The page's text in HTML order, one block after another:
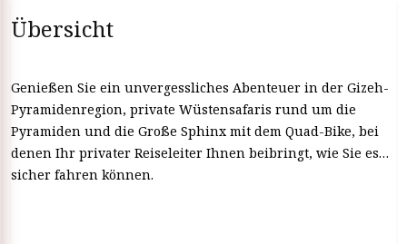
Übersicht
Genießen Sie ein unvergessliches Abenteuer in der Gizeh-
Pyramidenregion, private Wüstensafaris rund um die
Pyramiden und die Große Sphinx mit dem Quad-Bike, bei
denen Ihr privater Reiseleiter Ihnen beibringt, wie Sie es
sicher fahren können.